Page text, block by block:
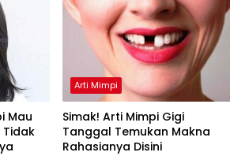
Mau
Tidak
Arti Mimpi
Simak! Arti Mimpi Gigi
Tanggal Temukan Makna
Rahasianya Disini